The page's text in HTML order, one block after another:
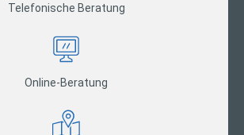
Telefonische Beratung
Online-Beratung